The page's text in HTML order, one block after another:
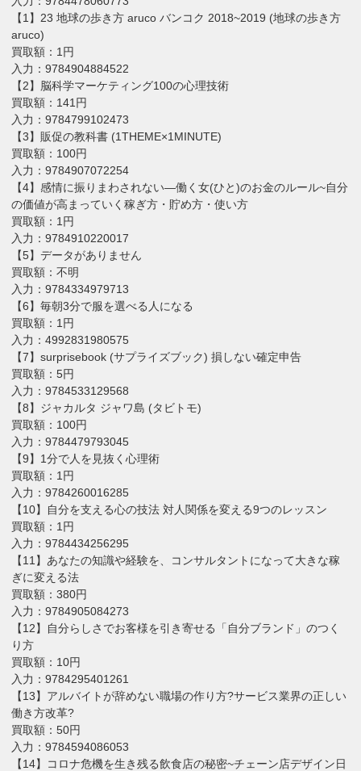
【1】23 地球の歩き方 aruco バンコク 2018~2019 (地球の歩き方
aruco)
買取額：1円
入力：9784904884522
【2】脳科学マーケティング100の心理技術
買取額：141円
入力：9784799102473
【3】販促の教科書 (1THEME×1MINUTE)
買取額：100円
入力：9784907072254
【4】感情に振りまわされない―働く女(ひと)のお金のルール~自分
の価値が高まっていく稼ぎ方・貯め方・使い方
買取額：1円
入力：9784910220017
【5】データがありません
買取額：不明
入力：9784334979713
【6】毎朝3分で服を選べる人になる
買取額：1円
入力：4992831980575
【7】surprisebook (サプライズブック) 損しない確定申告
買取額：5円
入力：9784533129568
【8】ジャカルタ ジャワ島 (タビトモ)
買取額：100円
入力：9784479793045
【9】1分で人を見抜く心理術
買取額：1円
入力：9784260016285
【10】自分を支える心の技法 対人関係を変える9つのレッスン
買取額：1円
入力：9784434256295
【11】あなたの知識や経験を、コンサルタントになって大きな稼
ぎに変える法
買取額：380円
入力：9784905084273
【12】自分らしさでお客様を引き寄せる「自分ブランド」のつく
り方
買取額：10円
入力：9784295401261
【13】アルバイトが辞めない職場の作り方?サービス業界の正しい
働き方改革?
買取額：50円
入力：9784594086053
【14】コロナ危機を生き残る飲食店の秘密~チェーン店デザイン日